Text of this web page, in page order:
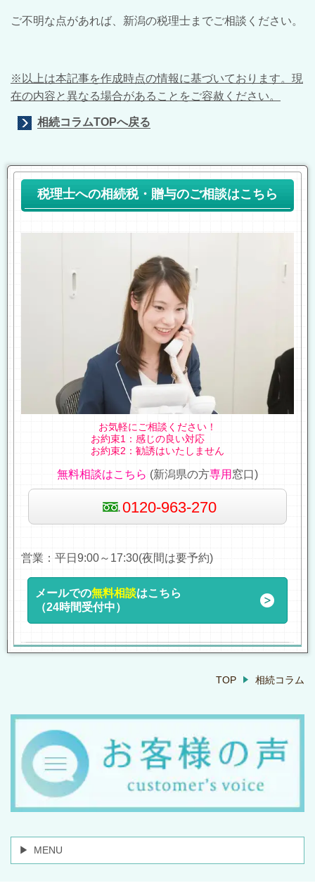
ご不明な点があれば、新潟の税理士までご相談ください。
※以上は本記事を作成時点の情報に基づいております。現
在の内容と異なる場合があることをご容赦ください。
相続コラムTOPへ戻る
税理士への相続税・贈与のご相談はこちら
お気軽にご相談ください！
お約束1：感じの良い対応
お約束2：勧誘はいたしません
無料相談はこちら (新潟県の方専用 窓口)
0120-963-270
営業：平日9:00～17:30(夜間は要予約)
メールでの無料相談はこちら
（24時間受付中）
TOP 相続コラム
MENU